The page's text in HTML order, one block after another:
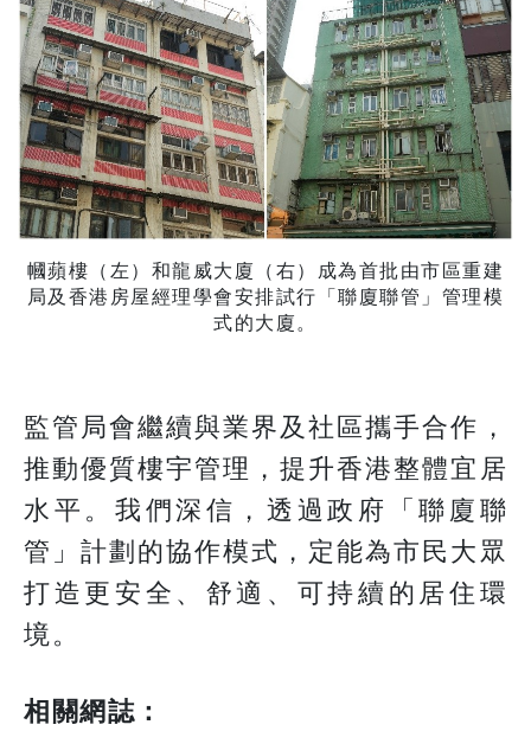
幗蘋樓（左）和龍威大廈（右）成為首批由市區重建
局及香港房屋經理學會安排試行「聯廈聯管」管理模
式的大廈。
監管局會繼續與業界及社區攜手合作，
推動優質樓宇管理，提升香港整體宜居
水平。我們深信，透過政府「聯廈聯
管」計劃的協作模式，定能為市民大眾
打造更安全、舒適、可持續的居住環
境。
相關網誌：